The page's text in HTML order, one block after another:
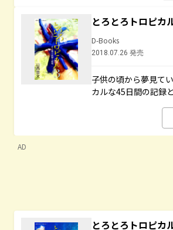
とろとろトロピ
D-Books
2018.07.26 発売
子供の頃から夢見て
カルな45日間の記録
AD
とろとろトロピ